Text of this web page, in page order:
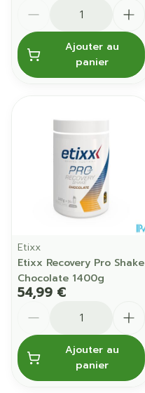
Ajouter au
panier
Etixx
Etixx Recovery Pro Shake
Chocolate 1400g
54,99 €
Ajouter au
panier